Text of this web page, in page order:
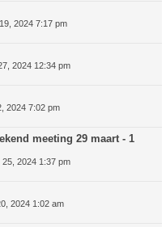
2024 7:17 pm
2024 12:34 pm
2024 7:02 pm
meeting 29 maart - 1
25, 2024 1:37 pm
2024 1:02 am